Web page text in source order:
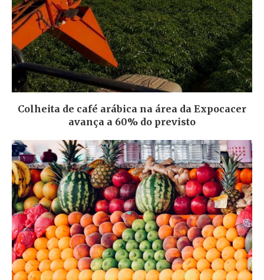
Colheita de café arábica na área da Expocacer
avança a 60% do previsto